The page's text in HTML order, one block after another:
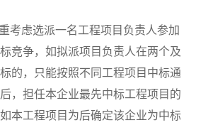
考虑选派一名工程项目负责人参加
竞争，如拟派项目负责人在两个及
的，只能按照不同工程项目中标通
，担任本企业最先中标工程项目的
本工程项目为后确定该企业为中标